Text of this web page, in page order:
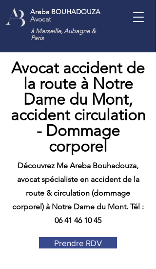
Areba BOUHADOUZA
Avocat
à Marseille, Aubagne &
Paris
Avocat accident de
la route à Notre
Dame du Mont,
accident circulation
- Dommage
corporel
Découvrez Me Areba Bouhadouza,
avocat spécialiste en accident de la
route & circulation (dommage
corporel) à Notre Dame du Mont. Tél :
06 41 46 10 45
Prendre RDV